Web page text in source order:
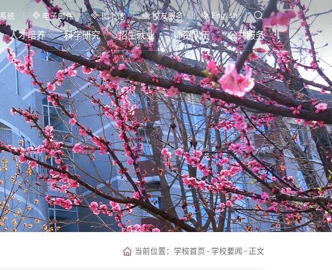
统 电子邮件 图书馆 校友服务 English
人才培养 科学研究 招生就业 师资队伍 公共服务
当前位置： 学校首页 - 学校要闻 - 正文